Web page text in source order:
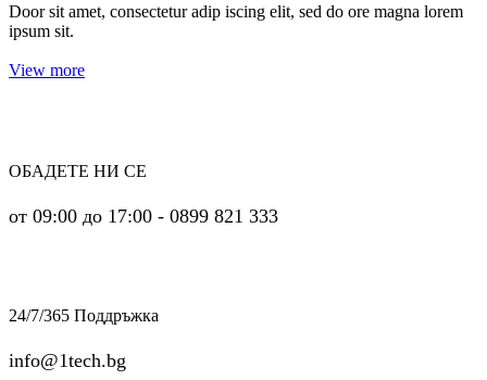
Door sit amet, consectetur adip iscing elit, sed do ore magna lorem
ipsum sit.
View more
ОБАДЕТЕ НИ СЕ
от 09:00 до 17:00 - 0899 821 333
24/7/365 Поддръжка
info@1tech.bg